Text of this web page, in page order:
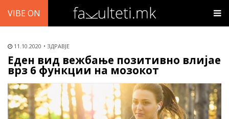
VIBE ON
11.10.2020 ЗДРАВЈЕ
Еден вид вежбање позитивно влијае
врз 6 функции на мозокот